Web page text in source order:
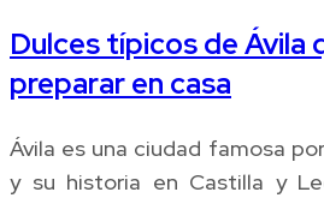
Dulces típicos de Ávila
preparar en casa
Ávila es una ciudad famosa
y su historia en Castilla y